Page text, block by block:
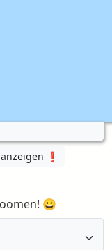
❗️
😀